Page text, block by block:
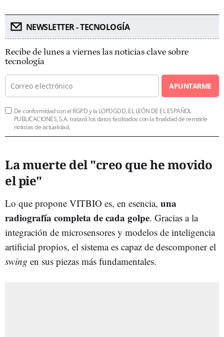
NEWSLETTER - TECNOLOGÍA
Recibe de lunes a viernes las noticias clave sobre
tecnología
APUNTARME
De conformidad con el RGPD y la LOPDGDD, EL LEÓN DE EL ESPAÑOL
PUBLICACIONES, S.A. tratará los datos facilitados con la finalidad de remitirle
noticias de actualidad.
La muerte del "creo que he movido
el pie"
Lo que propone VITBIO es, en esencia, una
radiografía completa de cada golpe. Gracias a la
integración de microsensores y modelos de inteligencia
artificial propios, el sistema es capaz de descomponer el
swing en sus piezas más fundamentales.